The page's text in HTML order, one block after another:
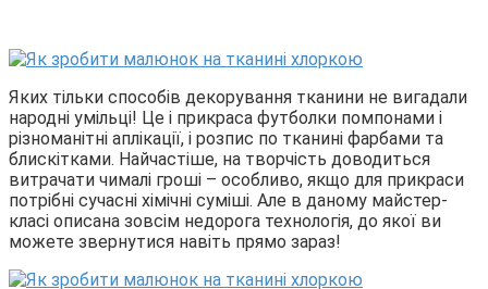
Яких тільки способів декорування тканини не вигадали
народні умільці! Це і прикраса футболки помпонами і
різноманітні аплікації, і розпис по тканині фарбами та
блискітками. Найчастіше, на творчість доводиться
витрачати чималі гроші – особливо, якщо для прикраси
потрібні сучасні хімічні суміші. Але в даному майстер-
класі описана зовсім недорога технологія, до якої ви
можете звернутися навіть прямо зараз!